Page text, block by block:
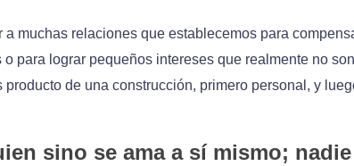
muchas relaciones que establecemos para
para lograr pequeños intereses que realmente no son
de una construcción, primero personal, y
sino se ama a sí mismo; nadie